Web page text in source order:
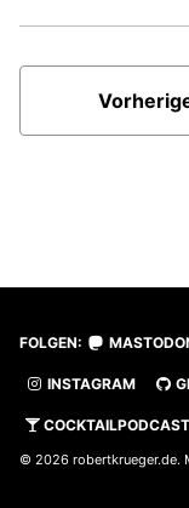
FOLGEN:
INSTAGRAM
COCKTAILPODCAST
© 2026 robertkrueger.de.